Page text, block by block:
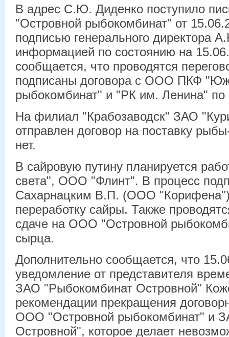
В адрес С.Ю. Диденко поступило
"Островной рыбокомбинат" от
подписью генерального директора
информацией по состоянию на
сообщается, что проводятся
подписаны договора с ООО ПКФ
рыбокомбинат" и "РК им. Ленина" по
На филиал "Крабозаводск" ЗАО
отправлен договор на поставку
нет.
В сайровую путину планируется
света", ООО "Флинт". В процесс
Сахарнацким В.П. (ООО "Корифена")
переработку сайры. Также
сдаче на ООО "Островной
сырца.
Дополнительно сообщается, что
уведомление от представителя
ЗАО "Рыбокомбинат Островной"
рекомендации прекращения
ООО "Островной рыбокомбинат" и
Островной", которое делает